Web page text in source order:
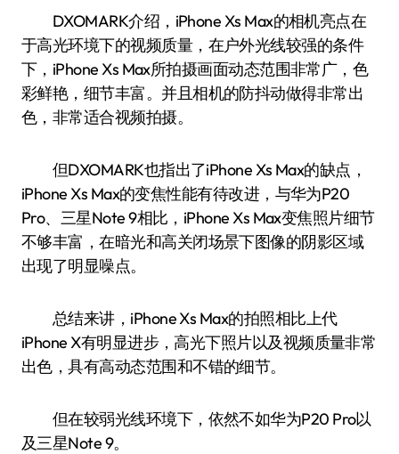
DXOMARK介绍，iPhone Xs Max的相机亮点在
于高光环境下的视频质量，在户外光线较强的条件
下，iPhone Xs Max所拍摄画面动态范围非常广，色
彩鲜艳，细节丰富。并且相机的防抖动做得非常出
色，非常适合视频拍摄。
但DXOMARK也指出了iPhone Xs Max的缺点，
iPhone Xs Max的变焦性能有待改进，与华为P20
Pro、三星Note 9相比，iPhone Xs Max变焦照片细节
不够丰富，在暗光和高关闭场景下图像的阴影区域
出现了明显噪点。
总结来讲，iPhone Xs Max的拍照相比上代
iPhone X有明显进步，高光下照片以及视频质量非常
出色，具有高动态范围和不错的细节。
但在较弱光线环境下，依然不如华为P20 Pro以
及三星Note 9。